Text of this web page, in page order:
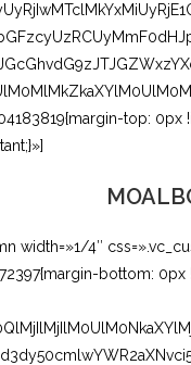
top:
width=»1/4″
bottom: